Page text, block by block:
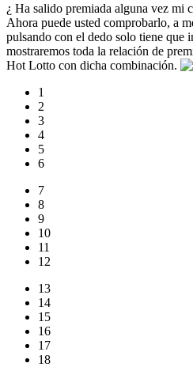
¿ Ha salido premiada alguna vez mi
Ahora puede usted comprobarlo, a
pulsando con el dedo solo tiene que
mostraremos toda la relación de
Hot Lotto con dicha combinación.
1
2
3
4
5
6
7
8
9
10
11
12
13
14
15
16
17
18